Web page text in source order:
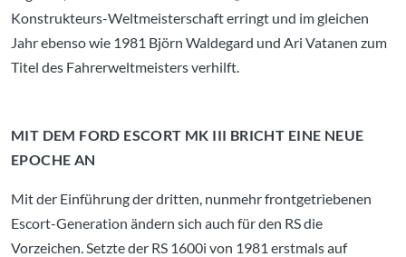
Konstrukteurs-Weltmeisterschaft erringt und im gleichen
Jahr ebenso wie 1981 Björn Waldegard und Ari Vatanen zum
Titel des Fahrerweltmeisters verhilft.
MIT DEM FORD ESCORT MK III BRICHT EINE NEUE
EPOCHE AN
Mit der Einführung der dritten, nunmehr frontgetriebenen
Escort-Generation ändern sich auch für den RS die
Vorzeichen. Setzte der RS 1600i von 1981 erstmals auf